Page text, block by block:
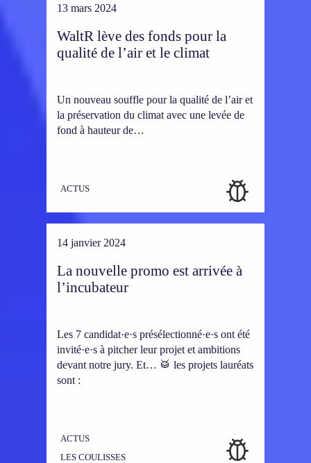
13 mars 2024
WaltR lève des fonds pour la
qualité de l’air et le climat
Un nouveau souffle pour la qualité de l’air et
la préservation du climat avec une levée de
fond à hauteur de…
ACTUS
14 janvier 2024
La nouvelle promo est arrivée à
l’incubateur
Les 7 candidat·e·s présélectionné·e·s ont été
invité·e·s à pitcher leur projet et ambitions
devant notre jury. Et… 🥁 les projets lauréats
sont :
ACTUS
LES COULISSES